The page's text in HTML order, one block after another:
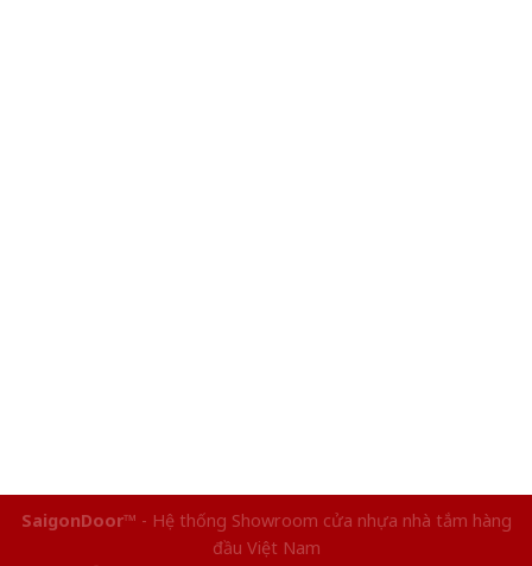
SaigonDoor™ - Hệ thống Showroom cửa nhựa nhà tắm hàng
đầu Việt Nam